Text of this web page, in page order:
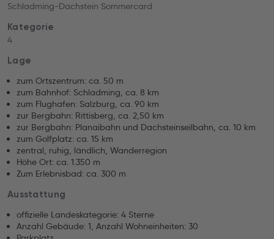
Schladming-Dachstein Sommercard
Kategorie
4
Lage
zum Ortszentrum: ca. 50 m
zum Bahnhof: Schladming, ca. 8 km
zum Flughafen: Salzburg, ca. 90 km
zur Bergbahn: Rittisberg, ca. 2,50 km
zur Bergbahn: Planaibahn und Dachsteinseilbahn, ca. 10 km
zum Golfplatz: ca. 15 km
zentral, ruhig, ländlich, Wanderregion
Höhe Ort: ca. 1.350 m
Zum Erlebnisbad: ca. 300 m
Ausstattung
offizielle Landeskategorie: 4 Sterne
Anzahl Gebäude: 1, Anzahl Wohneinheiten: 30